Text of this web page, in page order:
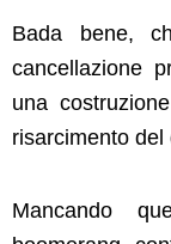
Bada bene,
cancellazione
una
risarcimento del
Mancando